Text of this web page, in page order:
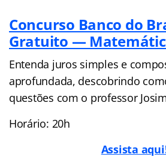
Concurso Banco do
Gratuito —
Entenda juros simples e
aprofundada, descobrindo
questões com o professor
Horário: 20h
Assista